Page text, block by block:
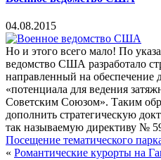
04.08.2015
Но и этого всего мало! По
ведомство США разработало
направленный на
«потенциала для ведения
Советским Союзом». Таким
дополнить стратегическую
так называемую директиву №
Посещение тематического
« Романтические курорты на